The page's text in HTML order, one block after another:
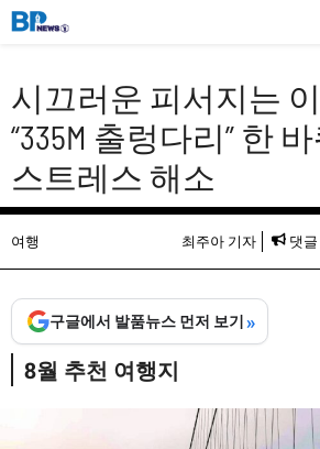
컨
텐
로
건
뛰
기
시끄러운 피서지는
“335M 출렁다리” 한
스트레스 해소
여행 최주아 기자 댓
구글에서 발품뉴스 먼저 보기»
8월 추천 여행지